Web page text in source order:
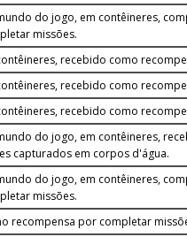
do jogo, em contêineres,
missões.
recebido como
recebido como
recebido como
do jogo, em contêineres,
capturados em corpos d'água.
do jogo, em contêineres,
missões.
recompensa por completar